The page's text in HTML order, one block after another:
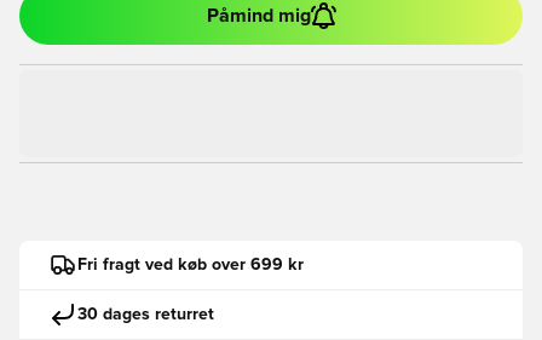
Påmind mig
Fri fragt ved køb over 699 kr
30 dages returret